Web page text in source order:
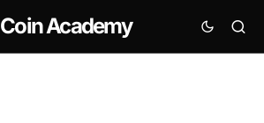
Coin Academy